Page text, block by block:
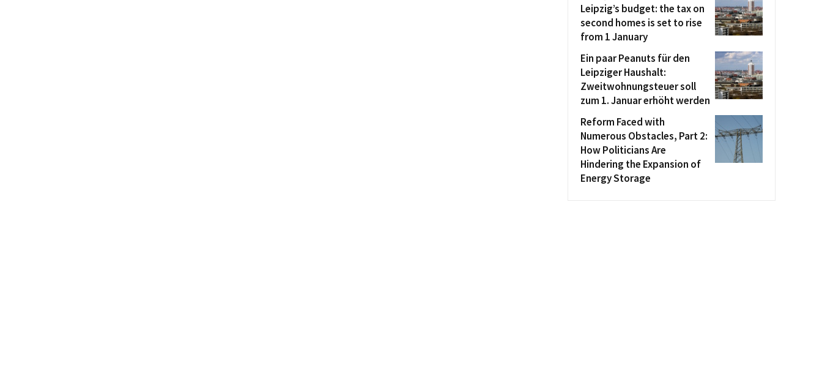
Leipzig’s budget: the tax on
second homes is set to rise
from 1 January
Ein paar Peanuts für den
Leipziger Haushalt:
Zweitwohnungsteuer soll
zum 1. Januar erhöht werden
Reform Faced with
Numerous Obstacles, Part 2:
How Politicians Are
Hindering the Expansion of
Energy Storage